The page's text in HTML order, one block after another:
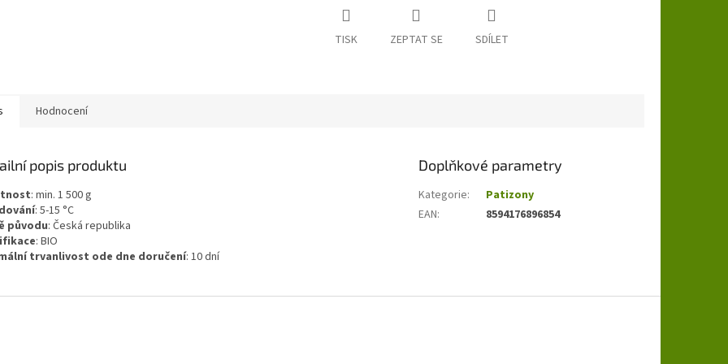
TISK ZEPTAT SE SDÍLET
Hodnocení
popis produktu
: min. 1 500g
: 5-15 °C
původu: Česká republika
: BIO
trvanlivost ode dne doručení: 10 dní
Doplňkové parametry
Kategorie:
Patizony
EAN: 8594176896854